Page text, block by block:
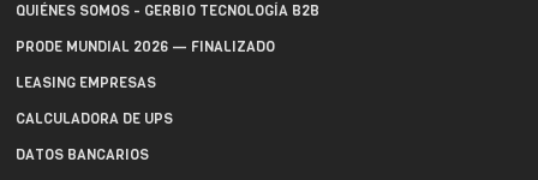
QUIÉNES SOMOS - GERBIO TECNOLOGÍA B2B
PRODE MUNDIAL 2026 — FINALIZADO
LEASING EMPRESAS
CALCULADORA DE UPS
DATOS BANCARIOS